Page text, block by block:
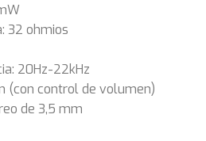
32 ohmios
20Hz-22kHz
(con control de volumen)
de 3,5 mm